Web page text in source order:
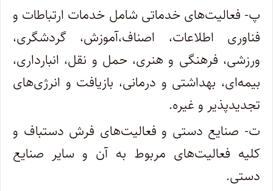
پ- فعالیت‌های خدماتی شامل خدمات ارتباطات و
فناوری اطلاعات، اصناف،آموزش، گردشگری،
ورزشی، فرهنگی و هنری، حمل و نقل، انبارداری،
بیمه‌ای، بهداشتی و درمانی، بازیافت و انرژی‌های
تجدیدپذیر و غیره.
ت- صنایع دستی و فعالیت‌های فرش دستباف و
کلیه فعالیت‌های مربوط به آن و سایر صنایع
دستی.